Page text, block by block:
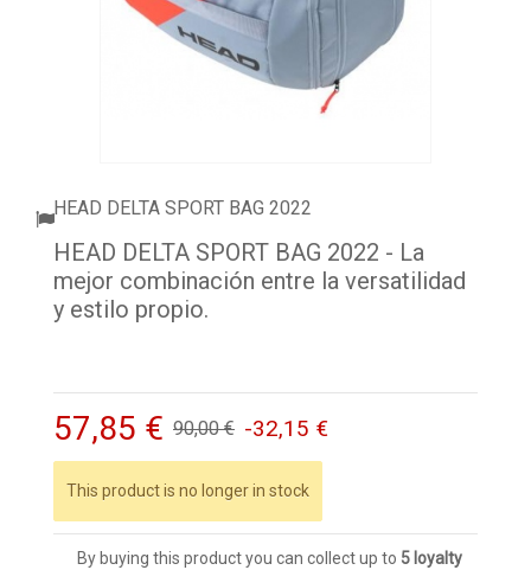
ABBIGLIAMENTO
HEAD DELTA SPORT BAG 2022
HEAD DELTA SPORT BAG 2022 - La
mejor combinación entre la versatilidad
y estilo propio.
57,85 € 90,00 € -32,15 €
This product is no longer in stock
By buying this product you can collect up to 5 loyalty